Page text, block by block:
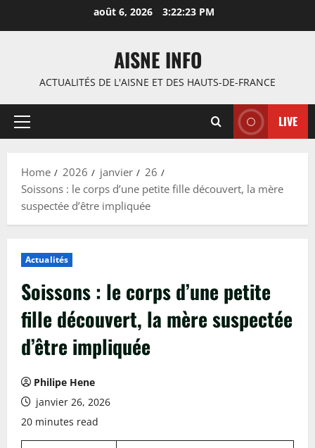
août 6, 2026 3:22:24 PM
AISNE INFO
ACTUALITÉS DE L'AISNE ET DES HAUTS-DE-FRANCE
Primary
LIVE
Home 2026 janvier
26
Soissons : le corps d’une petite fille découvert, la mère
suspectée d’être impliquée
Actualités
Soissons : le corps d’une petite
fille découvert, la mère suspectée
d’être impliquée
Philipe Hene
janvier 26, 2026
20 minutes read